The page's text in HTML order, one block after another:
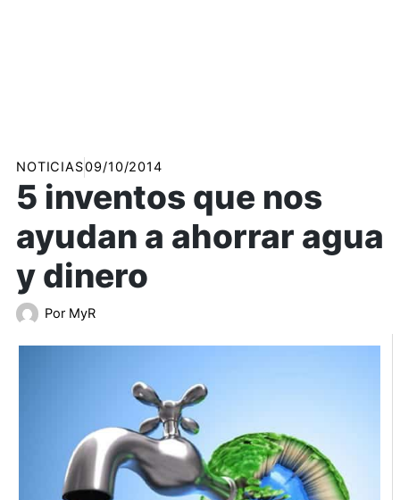
NOTICIAS09/10/2014
5 inventos que nos
ayudan a ahorrar agua
y dinero
Por MyR